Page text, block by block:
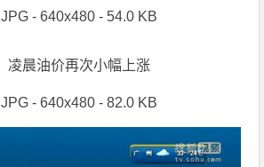
JPG - 640x480 - 54.0 KB
凌晨油价再次小幅上涨
JPG - 640x480 - 82.0 KB